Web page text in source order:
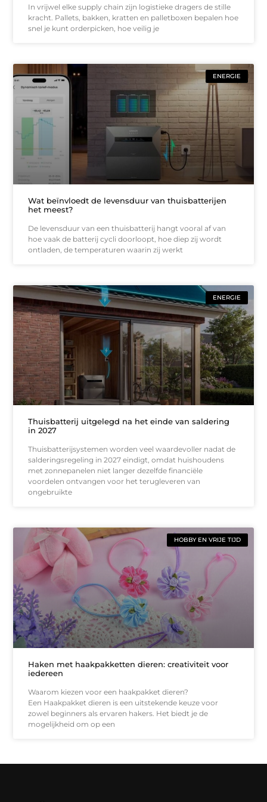
In vrijwel elke supply chain zijn logistieke dragers de stille
kracht. Pallets, bakken, kratten en palletboxen bepalen hoe
snel je kunt orderpicken, hoe veilig je
ENERGIE
Wat beïnvloedt de levensduur van thuisbatterijen
het meest?
De levensduur van een thuisbatterij hangt vooral af van
hoe vaak de batterij cycli doorloopt, hoe diep zij wordt
ontladen, de temperaturen waarin zij werkt
ENERGIE
Thuisbatterij uitgelegd na het einde van saldering
in 2027
Thuisbatterijsystemen worden veel waardevoller nadat de
salderingsregeling in 2027 eindigt, omdat huishoudens
met zonnepanelen niet langer dezelfde financiële
voordelen ontvangen voor het terugleveren van
ongebruikte
HOBBY EN VRIJE TIJD
Haken met haakpakketten dieren: creativiteit voor
iedereen
Waarom kiezen voor een haakpakket dieren?
Een Haakpakket dieren is een uitstekende keuze voor
zowel beginners als ervaren hakers. Het biedt je de
mogelijkheid om op een